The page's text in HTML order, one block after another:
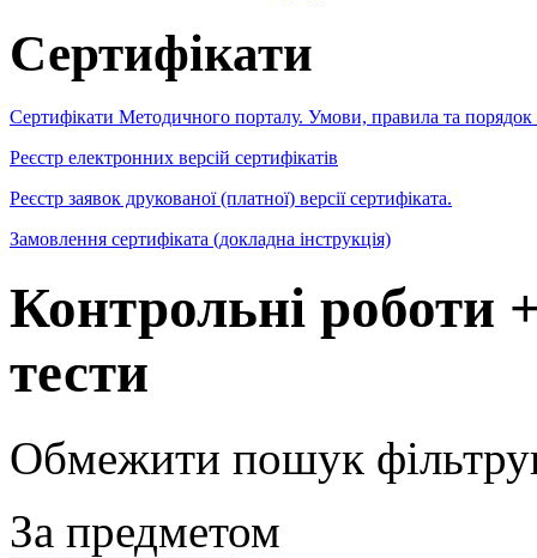
Сертифікати
Сертифікати Методичного порталу. Умови, правила та порядок
Реєстр електронних версій сертифікатів
Реєстр заявок друкованої (платної) версії сертифіката.
Замовлення сертифіката (докладна інструкція)
Контрольні роботи
тести
Обмежити пошук
За предметом